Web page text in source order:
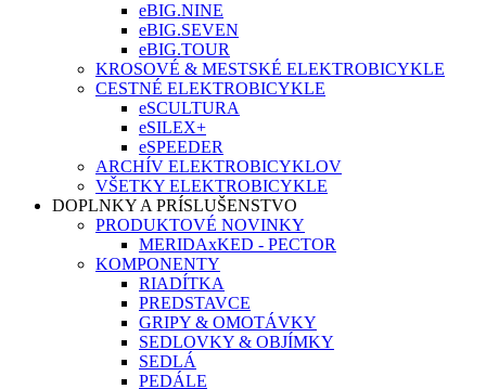
eBIG.NINE
eBIG.SEVEN
eBIG.TOUR
KROSOVÉ & MESTSKÉ ELEKTROBICYKLE
CESTNÉ ELEKTROBICYKLE
eSCULTURA
eSILEX+
eSPEEDER
ARCHÍV ELEKTROBICYKLOV
VŠETKY ELEKTROBICYKLE
DOPLNKY A PRÍSLUŠENSTVO
PRODUKTOVÉ NOVINKY
MERIDAxKED - PECTOR
KOMPONENTY
RIADÍTKA
PREDSTAVCE
GRIPY & OMOTÁVKY
SEDLOVKY & OBJÍMKY
SEDLÁ
PEDÁLE